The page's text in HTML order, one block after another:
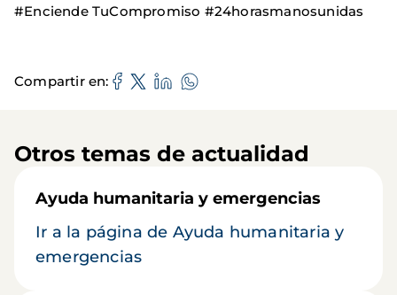
#Enciende TuCompromiso #24horasmanosunidas
Compartir en
Otros temas de actualidad
Ayuda humanitaria y emergencias
Ir a la página de Ayuda humanitaria y
emergencias